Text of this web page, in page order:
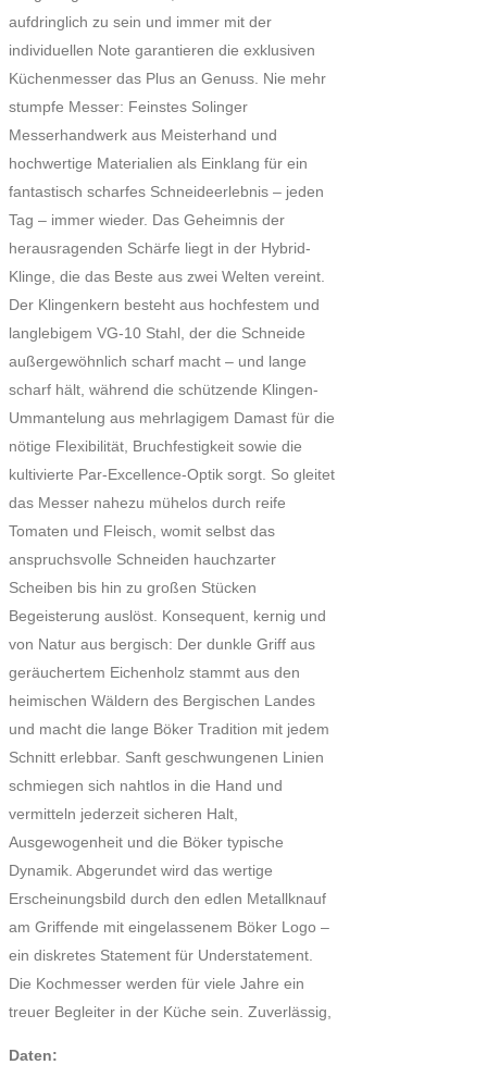
aufdringlich zu sein und immer mit der
individuellen Note garantieren die exklusiven
Küchenmesser das Plus an Genuss. Nie mehr
stumpfe Messer: Feinstes Solinger
Messerhandwerk aus Meisterhand und
hochwertige Materialien als Einklang für ein
fantastisch scharfes Schneideerlebnis – jeden
Tag – immer wieder. Das Geheimnis der
herausragenden Schärfe liegt in der Hybrid-
Klinge, die das Beste aus zwei Welten vereint.
Der Klingenkern besteht aus hochfestem und
langlebigem VG-10 Stahl, der die Schneide
außergewöhnlich scharf macht – und lange
scharf hält, während die schützende Klingen-
Ummantelung aus mehrlagigem Damast für die
nötige Flexibilität, Bruchfestigkeit sowie die
kultivierte Par-Excellence-Optik sorgt. So gleitet
das Messer nahezu mühelos durch reife
Tomaten und Fleisch, womit selbst das
anspruchsvolle Schneiden hauchzarter
Scheiben bis hin zu großen Stücken
Begeisterung auslöst. Konsequent, kernig und
von Natur aus bergisch: Der dunkle Griff aus
geräuchertem Eichenholz stammt aus den
heimischen Wäldern des Bergischen Landes
und macht die lange Böker Tradition mit jedem
Schnitt erlebbar. Sanft geschwungenen Linien
schmiegen sich nahtlos in die Hand und
vermitteln jederzeit sicheren Halt,
Ausgewogenheit und die Böker typische
Dynamik. Abgerundet wird das wertige
Erscheinungsbild durch den edlen Metallknauf
am Griffende mit eingelassenem Böker Logo –
ein diskretes Statement für Understatement.
Die Kochmesser werden für viele Jahre ein
treuer Begleiter in der Küche sein. Zuverlässig,
Daten: